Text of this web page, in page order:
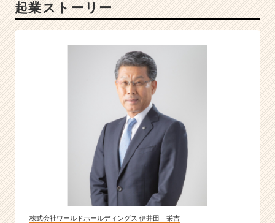
援】
福
生・
に
自
信
リ
◎
ベ
起業ストーリー
株式会社ワールドホールディングス 伊井田 栄吉